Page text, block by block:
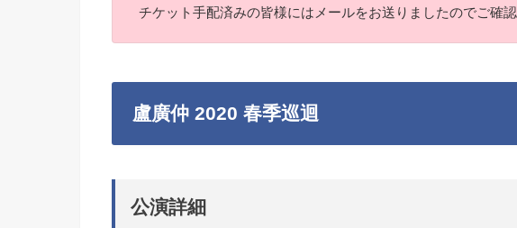
チケット手配済みの皆様にはメールをお送りましたのでご確認
盧廣仲 2020 春季巡迴
公演詳細